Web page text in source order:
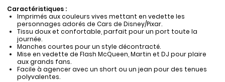
Caractéristiques :
Imprimés aux couleurs vives mettant en vedette les
personnages adorés de Cars de Disney/Pixar.
Tissu doux et confortable, parfait pour un port toute la
journée.
Manches courtes pour un style décontracté.
Mise en vedette de Flash McQueen, Martin et DJ pour plaire
aux grands fans.
Facile à agencer avec un short ou un jean pour des tenues
polyvalentes.